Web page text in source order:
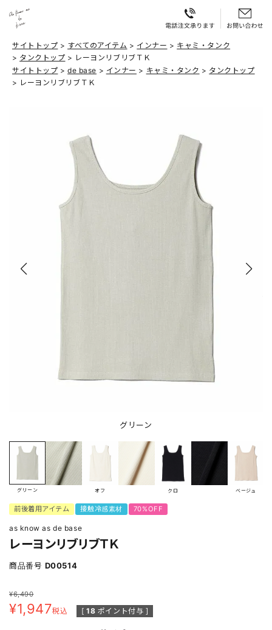
サイトトップ すべてのアイテム インナー
キャミ・タンク
タンクトップ
レーヨンリブリブＴＫ
サイトトップ
de base インナー キャミ・タンク
タンクトップ
レーヨンリブリブＴＫ
グリーン
グリーン オフ クロ ベージュ
前後着用アイテム 接触冷感素材 70%OFF
as know as de base
レーヨンリブリブＴＫ
商品番号 D00514
¥6,490
¥1,947税込 [ 18 ポイント付与 ]